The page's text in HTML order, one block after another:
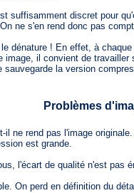
discret pour
ne s'en rend donc pas
! En effet, à chaque
il convient de travailler
la version
Problèmes
rend pas l'image originale.
est grande.
de qualité n'est pas
perd en définition du